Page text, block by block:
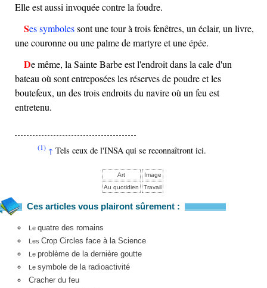
Elle est aussi invoquée contre la foudre.
Ses symbolessont une tour à trois fenêtres, un éclair, un livre,
une couronne ou une palme de martyre et une épée.
De même, la Sainte Barbe est l'endroit dans la cale d'un
bateau où sont entreposées les réserves de poudre et les
boutefeux, un des trois endroits du navire où un feu est
entretenu.
(1) ↑ Tels ceux de l'INSA qui se reconnaîtront ici.
Art
Image
Au quotidien
Travail
Ces articles vous plairont sûrement :
Le quatre des romains
Les Crop Circles face à la Science
Le problème de la dernière goutte
Le symbole de la radioactivité
Cracher du feu